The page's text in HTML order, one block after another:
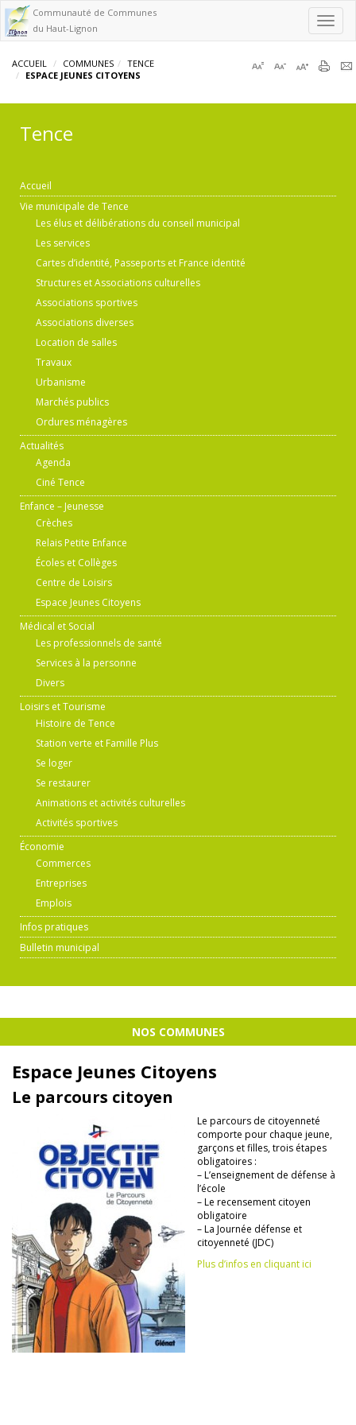
Communauté de Communes
du Haut-Lignon
ACCUEIL COMMUNES
TENCE
ESPACE JEUNES CITOYENS
Tence
Accueil
Vie municipale de Tence
Les élus et délibérations du conseil municipal
Les services
Cartes d’identité, Passeports et France identité
Structures et Associations culturelles
Associations sportives
Associations diverses
Location de salles
Travaux
Urbanisme
Marchés publics
Ordures ménagères
Actualités
Agenda
Ciné Tence
Enfance – Jeunesse
Crèches
Relais Petite Enfance
Écoles et Collèges
Centre de Loisirs
Espace Jeunes Citoyens
Médical et Social
Les professionnels de santé
Services à la personne
Divers
Loisirs et Tourisme
Histoire de Tence
Station verte et Famille Plus
Se loger
Se restaurer
Animations et activités culturelles
Activités sportives
Économie
Commerces
Entreprises
Emplois
Infos pratiques
Bulletin municipal
NOS COMMUNES
Espace Jeunes Citoyens
Le parcours citoyen
Le parcours de citoyenneté
comporte pour chaque jeune,
garçons et filles, trois étapes
obligatoires :
– L’enseignement de défense à
l’école
– Le recensement citoyen
obligatoire
– La Journée défense et
citoyenneté (JDC)
Plus d’infos en cliquant ici